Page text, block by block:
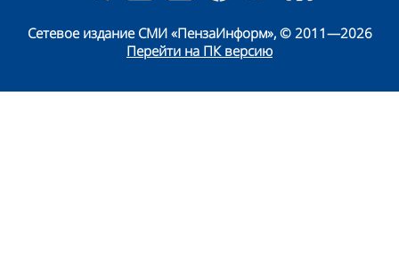
Сетевое издание СМИ «ПензаИнформ», © 2011—2026
Перейти на ПК версию